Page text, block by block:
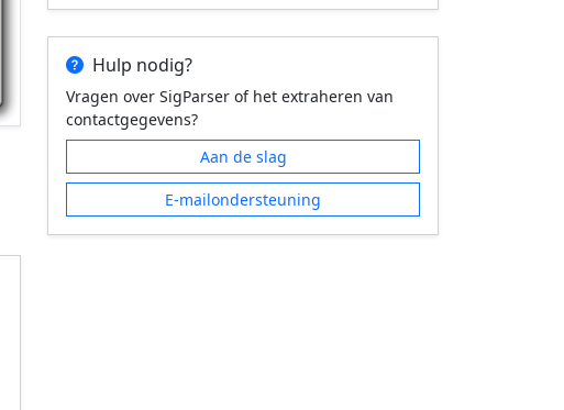
Hulp nodig?
Vragen over SigParser of het extraheren van
contactgegevens?
Aan de slag
E-mailondersteuning